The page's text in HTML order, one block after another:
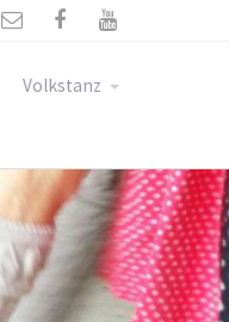
  
Volkstanz